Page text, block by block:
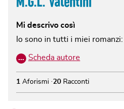
Mi descrivo così
Io sono in tutti i miei
… Scheda autore
1 Aforismi 20 Racconti